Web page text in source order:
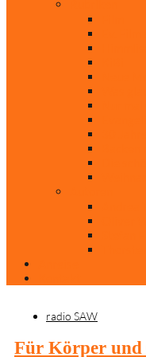
radio SAW
Für Körper und